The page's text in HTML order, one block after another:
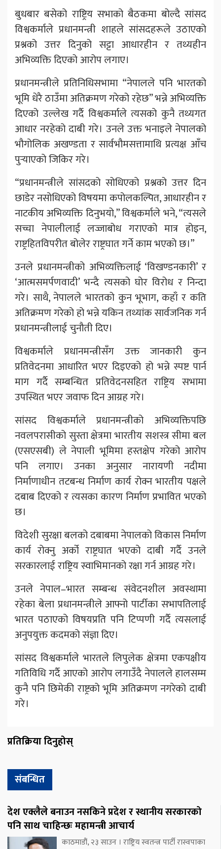
बुधबार बसेको राष्ट्रिय सभाको बैठकमा बोल्दै सांसद
विश्वकर्माले प्रधानमन्त्री शाहले सांसदहरूले उठाएको
प्रश्नको उत्तर दिनुको सट्टा आधारहीन र तथ्यहीन
अभिव्यक्ति दिएको आरोप लगाए।
प्रधानमन्त्रीले प्रतिनिधिसभामा “नेपालले पनि भारतको
भूमि धेरै ठाउँमा अतिक्रमण गरेको रहेछ” भन्ने अभिव्यक्ति
दिएको उल्लेख गर्दै विश्वकर्माले त्यसको कुनै तथ्यगत
आधार नरहेको दाबी गरे। उनले उक्त भनाइले नेपालको
भौगोलिक अखण्डता र सार्वभौमसत्तामाथि प्रत्यक्ष आँच
पुर्‍याएको जिकिर गरे।
“प्रधानमन्त्रीले सांसदको सोधिएको प्रश्नको उत्तर दिन
छाडेर नसोधिएको विषयमा कपोलकल्पित, आधारहीन र
नाटकीय अभिव्यक्ति दिनुभयो,” विश्वकर्माले भने, “त्यसले
सच्चा नेपालीलाई लज्जाबोध गराएको मात्र होइन,
राष्ट्रहितविपरीत बोलेर राष्ट्रघात गर्ने काम भएको छ।”
उनले प्रधानमन्त्रीको अभिव्यक्तिलाई ‘विखण्डनकारी’ र
‘आत्मसमर्पणवादी’ भन्दै त्यसको घोर विरोध र निन्दा
गरे। साथै, नेपालले भारतको कुन भूभाग, कहाँ र कति
अतिक्रमण गरेको हो भन्ने यकिन तथ्यांक सार्वजनिक गर्न
प्रधानमन्त्रीलाई चुनौती दिए।
विश्वकर्माले प्रधानमन्त्रीसँग उक्त जानकारी कुन
प्रतिवेदनमा आधारित भएर दिइएको हो भन्ने स्पष्ट पार्न
माग गर्दै सम्बन्धित प्रतिवेदनसहित राष्ट्रिय सभामा
उपस्थित भएर जवाफ दिन आग्रह गरे।
सांसद विश्वकर्माले प्रधानमन्त्रीको अभिव्यक्तिपछि
नवलपरासीको सुस्ता क्षेत्रमा भारतीय सशस्त्र सीमा बल
(एसएसबी) ले नेपाली भूमिमा हस्तक्षेप गरेको आरोप
पनि लगाए। उनका अनुसार नारायणी नदीमा
निर्माणाधीन तटबन्ध निर्माण कार्य रोक्न भारतीय पक्षले
दबाब दिएको र त्यसका कारण निर्माण प्रभावित भएको
छ।
विदेशी सुरक्षा बलको दबाबमा नेपालको विकास निर्माण
कार्य रोक्नु अर्को राष्ट्रघात भएको दाबी गर्दै उनले
सरकारलाई राष्ट्रिय स्वाभिमानको रक्षा गर्न आग्रह गरे।
उनले नेपाल–भारत सम्बन्ध संवेदनशील अवस्थामा
रहेका बेला प्रधानमन्त्रीले आफ्नो पार्टीका सभापतिलाई
भारत पठाएको विषयप्रति पनि टिप्पणी गर्दै त्यसलाई
अनुपयुक्त कदमको संज्ञा दिए।
सांसद विश्वकर्माले भारतले लिपुलेक क्षेत्रमा एकपक्षीय
गतिविधि गर्दै आएको आरोप लगाउँदै नेपालले हालसम्म
कुनै पनि छिमेकी राष्ट्रको भूमि अतिक्रमण नगरेको दाबी
गरे।
प्रतिक्रिया दिनुहोस्
संबन्धित
देश एक्लैले बनाउन नसकिने प्रदेश र स्थानीय सरकारको
पनि साथ चाहिन्छः महामन्त्री आचार्य
काठमाडौं, २३ साउन । राष्ट्रिय स्वतन्त्र पार्टी रास्वपाका